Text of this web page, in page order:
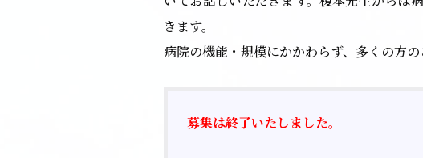
きます。
病院の機能・規模にかかわらず、多くの方の
募集は終了いたしました。